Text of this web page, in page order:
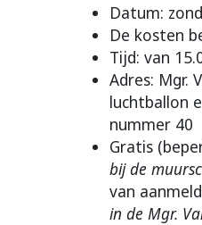
Datum:
De kosten
Tijd: van
Adres: Mgr.
luchtballon
nummer 40
Gratis
bij de
van
in de Mgr.